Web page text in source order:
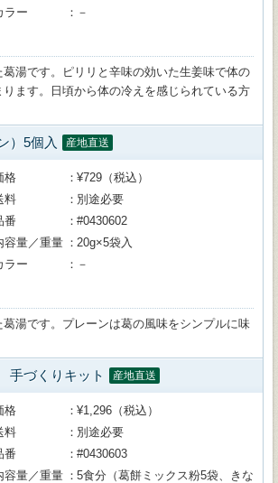
ラー
－
湯です。ピリリと辛味の効いた生姜味で体の
ます。日頃から体の冷えを感じられている方
）5個入 産地直送
格
¥729（税込）
料
別途必要
番
#0430602
容量／重量
20g×5袋入
ラー
－
湯です。プレーンは葛の風味をシンプルに味
づくりキット 産地直送
格
¥1,296（税込）
料
別途必要
番
#0430603
容量／重量
5食分（葛餅ミックス粉5袋、きな